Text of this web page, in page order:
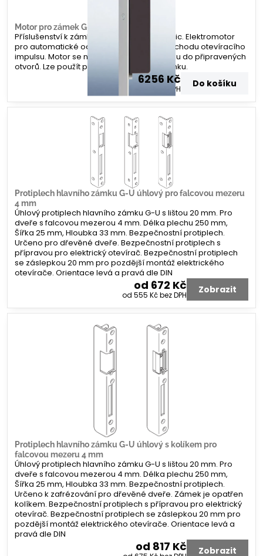
Motor pro zámek G-U A-otevírač
Příslušenství k zámku G-U Secury Automatic. Elektromotor
pro automatické odemknutí zámku po příchodu otevíracího
impulsu. Motor se namontuje na lištu zámku do připravených
otvorů. Lze použít po všechny varianty zámku.
6256 Kč
bez DPH Do košíku
Protiplech hlavního zámku G-U úhlový pro falcovou mezeru
4 mm
Úhlový protiplech hlavního zámku G-U s lištou 20 mm. Pro
dveře s falcovou mezerou 4 mm. Délka plechu 250 mm,
Šířka 25 mm, Hloubka 33 mm. Bezpečnostní protiplech.
Určeno pro dřevěné dveře. Bezpečnostní protiplech s
přípravou pro elektrický otevírač. Bezpečnostní protiplech
se záslepkou 20 mm pro pozdější montáž elektrického
otevírače. Orientace levá a pravá dle DIN
od 672 Kč
od 555 Kčbez DPH Zobrazit
Protiplech hlavního zámku G-U úhlový s kolíkem pro
falcovou mezeru 4 mm
Úhlový protiplech hlavního zámku G-U s lištou 20 mm. Pro
dveře s falcovou mezerou 4 mm. Délka plechu 250 mm,
Šířka 25 mm, Hloubka 33 mm. Bezpečnostní protiplech.
Určeno k zafrézování pro dřevěné dveře. Zámek je opatřen
kolíkem. Bezpečnostní protiplech s přípravou pro elektrický
otevírač. Bezpečnostní protiplech se záslepkou 20 mm pro
pozdější montáž elektrického otevírače. Orientace levá a
pravá dle DIN
od 817 Kč Zobrazit